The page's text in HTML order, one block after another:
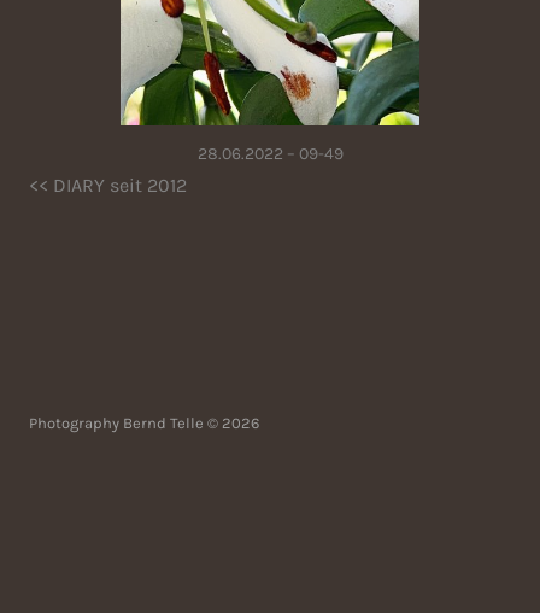
28.06.2022 – 09-49
<< DIARY seit 2012
Photography Bernd Telle © 2026